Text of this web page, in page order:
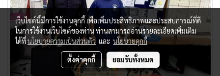
เว็บไซต์นี้มีการใช้งานคุกกี้ เพื่อเพิ่มประสิทธิภาพและประสบการณ์ที่ดี
ในการใช้งานเว็บไซต์ของท่าน ท่านสามารถอ่านรายละเอียดเพิ่มเติม
ได้ที่นโยบายความเป็นส่วนตัว และ นโยบายคุกกี้
ตั้งค่าคุกกี้ ยอมรับทั้งหมด